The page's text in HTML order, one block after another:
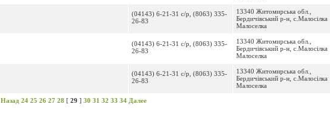
(04143) 6-21-31 с/р, (8063) 335-
26-83
13340 Житомирська обл.,
Бердичівський р-н, с.Малосілка
Малоселка
(04143) 6-21-31 с/р, (8063) 335-
26-83
13340 Житомирська обл.,
Бердичівський р-н, с.Малосілка
Малоселка
(04143) 6-21-31 с/р, (8063) 335-
26-83
13340 Житомирська обл.,
Бердичівський р-н, с.Малосілка
Малоселка
Назад 24 25 26 27 28 [ 29 ] 30 31 32 33 34 Далее